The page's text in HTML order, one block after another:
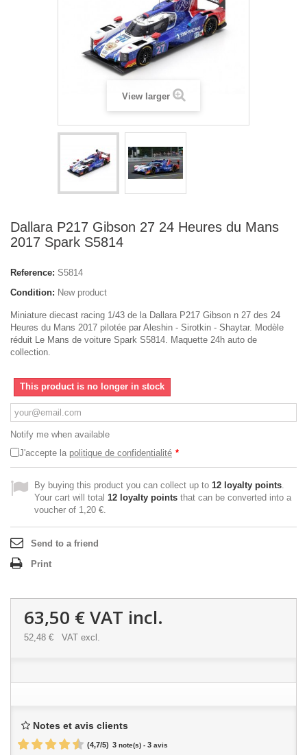
View larger
Dallara P217 Gibson 27 24 Heures du Mans
2017 Spark S5814
Reference: S5814
Condition: New product
Miniature diecast racing 1/43 de la Dallara P217 Gibson n 27 des 24
Heures du Mans 2017 pilotée par Aleshin - Sirotkin - Shaytar. Modèle
réduit Le Mans de voiture Spark S5814. Maquette 24h auto de
collection.
This product is no longer in stock
Notify me when available
J'accepte la politique de confidentialité *
By buying this product you can collect up to 12 loyalty points.
Your cart will total 12 loyalty points that can be converted into a
voucher of 1,20 €.
Send to a friend
Print
63,50 €VAT incl.
52,48 € VAT excl.
Notes et avis clients
(4,7/5) 3 note(s) - 3 avis